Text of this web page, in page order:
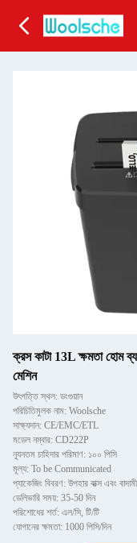
ক্রস কাটা 13L ক্ষমতা হোম
মেশিন
উৎপত্তি স্থল: ডংগুয়ান
পরিচিতিমুলক নাম: Woolsche
সাক্ষ্যদান: CE/EMC/ETL
মডেল নম্বার: CD222P
ন্যূনতম চাহিদার পরিমাণ: ১০০ পিসি
মূল্য: To be Communicated
প্যাকেজিং বিবরণ: উপহার বাক্স এবং বাদামী
ডেলিভারি সময়: 35-50 দিন
পরিশোধের শর্ত: এল/সি, টি/টি
যোগানের ক্ষমতা: 1000 পিসি/দিন